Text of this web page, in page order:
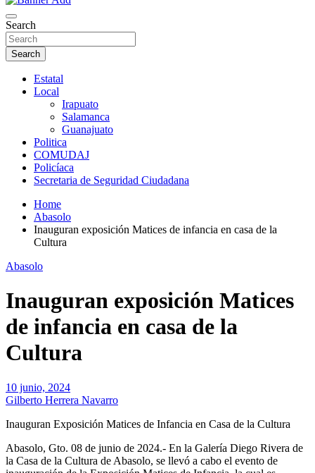
Noticias Guanajuato
Search
Search
Estatal
Local
Irapuato
Salamanca
Guanajuato
Politica
COMUDAJ
Policíaca
Secretaria de Seguridad Ciudadana
Home
Abasolo
Inauguran exposición Matices de infancia en casa de la
Cultura
Abasolo
Inauguran exposición Matices
de infancia en casa de la
Cultura
10 junio, 2024
Gilberto Herrera Navarro
Inauguran Exposición Matices de Infancia en Casa de la Cultura
Abasolo, Gto. 08 de junio de 2024.- En la Galería Diego Rivera de
la Casa de la Cultura de Abasolo, se llevó a cabo el evento de